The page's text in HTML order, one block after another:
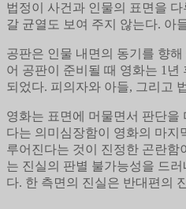
법정이 사건과 인물의 표면을
갈 균열도 보여 주지 않는다. 아
공판은 인물 내면의 동기를 향
어 공판이 준비될 때 영화는 1
되었다. 피의자와 아들, 그리고
영화는 표면에 머물면서 판단을
다는 의미심장함이 영화의 마지
루어진다는 것이 진정한 곤란함
는 진실의 판별 불가능성을 드
다. 한 측면의 진실은 반대편의